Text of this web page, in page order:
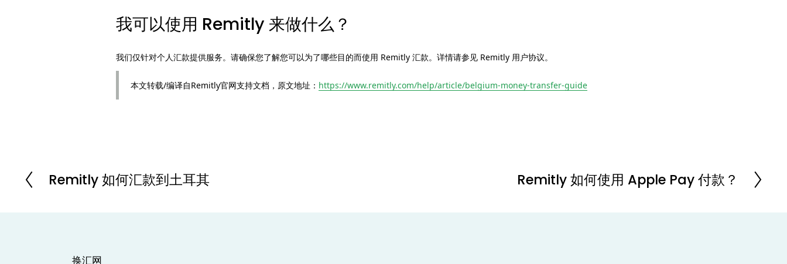
我可以使用 Remitly 来做什么？
我们仅针对个人汇款提供服务。请确保您了解您可以为了哪些目的而使用 Remitly 汇款。详情请参见 Remitly 用户协议。
本文转载/编译自Remitly官网支持文档，原文地址： https://www.remitly.com/help/article/belgium-money-transfer-guide
P
Remitly 如何汇款到土耳其
N
Remitly 如何使用 Apple Pay 付款？
换汇网